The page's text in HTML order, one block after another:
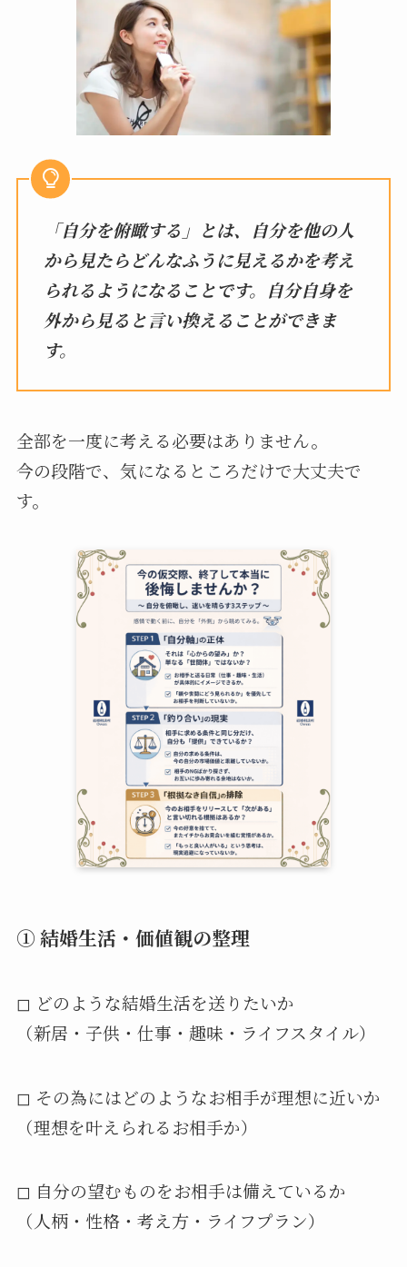
「自分を俯瞰する」とは、自分を他の人
から見たらどんなふうに見えるかを考え
られるようになることです。自分自身を
外から見ると言い換えることができま
す。
全部を一度に考える必要はありません。
今の段階で、気になるところだけで大丈夫で
す。
① 結婚生活・価値観の整理
◻︎ どのような結婚生活を送りたいか
（新居・子供・仕事・趣味・ライフスタイル）
◻︎ その為にはどのようなお相手が理想に近いか
（理想を叶えられるお相手か）
◻︎ 自分の望むものをお相手は備えているか
（人柄・性格・考え方・ライフプラン）